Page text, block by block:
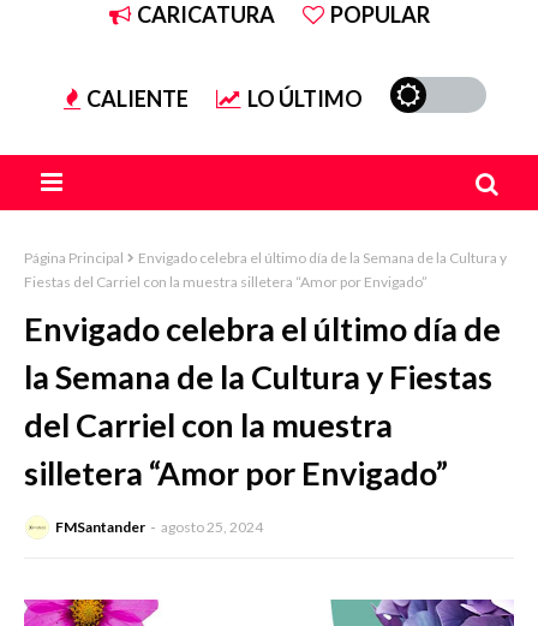
CARICATURA POPULAR
CALIENTE LO ÚLTIMO
Página Principal
Envigado celebra el último día de la Semana de la Cultura y
Fiestas del Carriel con la muestra silletera “Amor por Envigado”
Envigado celebra el último día de
la Semana de la Cultura y Fiestas
del Carriel con la muestra
silletera “Amor por Envigado”
FMSantander agosto 25, 2024